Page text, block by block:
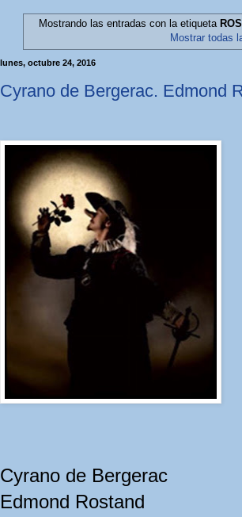
Mostrando las entradas con la etiqueta
Mostrar todas
lunes, octubre 24, 2016
Cyrano de Bergerac. Edmond
Cyrano de Bergerac
Edmond Rostand